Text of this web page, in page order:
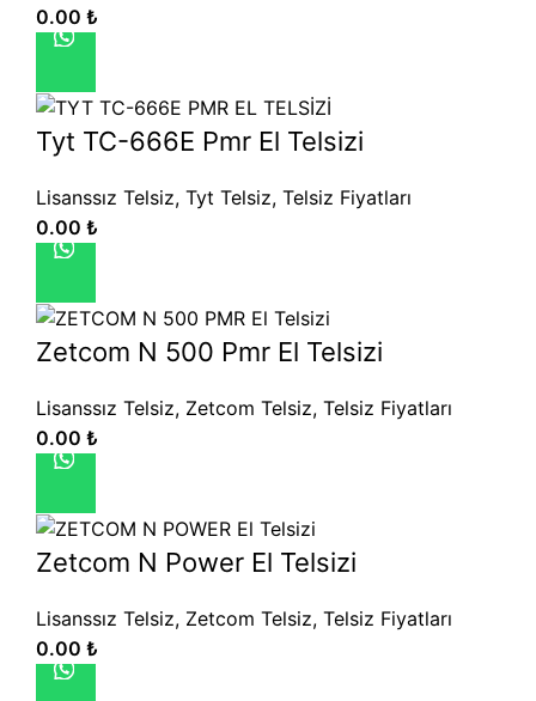
0.00 ₺
Tyt TC-666E Pmr El Telsizi
Lisanssız Telsiz, Tyt Telsiz, Telsiz Fiyatları
0.00 ₺
Zetcom N 500 Pmr El Telsizi
Lisanssız Telsiz, Zetcom Telsiz, Telsiz Fiyatları
0.00 ₺
Zetcom N Power El Telsizi
Lisanssız Telsiz, Zetcom Telsiz, Telsiz Fiyatları
0.00 ₺